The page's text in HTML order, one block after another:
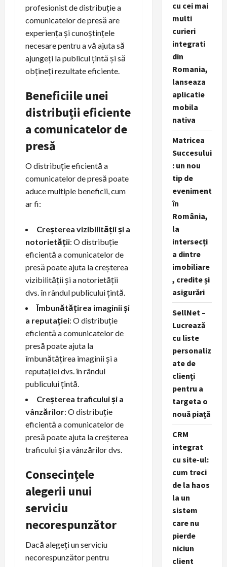
profesionist de distribuție a
comunicatelor de presă are
experiența și cunoștințele
necesare pentru a vă ajuta să
ajungeți la publicul țintă și să
obțineți rezultate eficiente.
Beneficiile unei
distribuții eficiente
a comunicatelor de
presă
O distribuție eficientă a
comunicatelor de presă poate
aduce multiple beneficii, cum
ar fi:
Creșterea vizibilității și a
notorietății: O distribuție
eficientă a comunicatelor de
presă poate ajuta la creșterea
vizibilității și a notorietății
dvs. în rândul publicului țintă.
Îmbunătățirea imaginii și
a reputației: O distribuție
eficientă a comunicatelor de
presă poate ajuta la
îmbunătățirea imaginii și a
reputației dvs. în rândul
publicului țintă.
Creșterea traficului și a
vânzărilor: O distribuție
eficientă a comunicatelor de
presă poate ajuta la creșterea
traficului și a vânzărilor dvs.
Consecințele
alegerii unui
serviciu
necorespunzător
Dacă alegeți un serviciu
necorespunzător pentru
cu cei mai
multi
curieri
integrati
din
Romania,
lanseaza
aplicatie
mobila
nativa
Matricea
Succesului
: un nou
tip de
eveniment
în
România,
la
intersecți
a dintre
imobiliare
, credite și
asigurări
SellNet –
Lucrează
cu liste
personaliz
ate de
clienți
pentru a
targeta o
nouă piață
CRM
integrat
cu site-ul:
cum treci
de la haos
la un
sistem
care nu
pierde
niciun
client